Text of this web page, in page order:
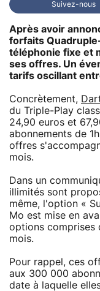
Suivez-nous
Après avoir
forfaits
téléphonie fixe et
ses offres. Un
tarifs oscillant
Concrètement,
du Triple-Play
24,90 euros et
abonnements de
offres
mois.
Dans un
illimités sont
même, l'option «
Mo est mise en
options comprises
mois.
Pour rappel, ces
aux 300 000
date à laquelle